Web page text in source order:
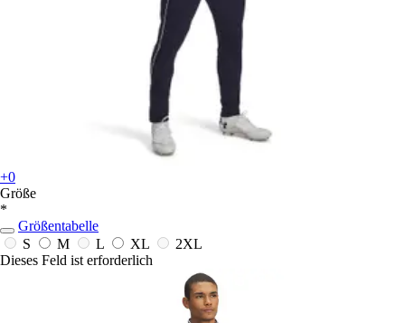
+0
Größe
*
Größentabelle
S
M L XL
2XL
Dieses Feld ist erforderlich